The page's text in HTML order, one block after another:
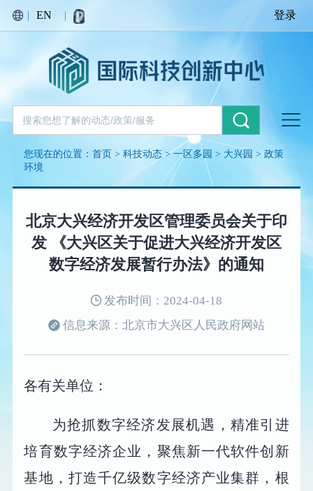
| EN | 登录
您现在的位置：首页 >科技动态>一区多园 > 大兴园 >政策
环境
北京大兴经济开发区管理委员会关于印
发 《大兴区关于促进大兴经济开发区
数字经济发展暂行办法》的通知
发布时间：2024-04-18
信息来源：北京市大兴区人民政府网站
各有关单位：
为抢抓数字经济发展机遇，精准引进
培育数字经济企业，聚焦新一代软件创新
基地，打造千亿级数字经济产业集群，根